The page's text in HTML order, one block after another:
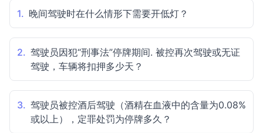
1. 晚间驾驶时在什么情形下需要开低灯？
2. 驾驶员因犯“刑事法”停牌期间. 被控再次驾驶或无证
驾驶，车辆将扣押多少天？
3. 驾驶员被控酒后驾驶（酒精在血液中的含量为0.08%
或以上），定罪处罚为停牌多久？